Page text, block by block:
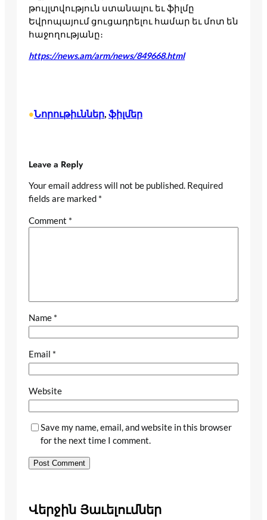
թույլտվություն ստանալու եւ ֆիլմը
Եվրոպայում ցուցադրելու համար եւ մոտ են
հաջողությանը։
https://news.am/arm/news/849668.html
•Նորութիւններ, ֆիլմեր
Leave a Reply
Your email address will not be published. Required
fields are marked *
Comment *
Name *
Email *
Website
Save my name, email, and website in this browser
for the next time I comment.
Վերջին Յաւելումներ